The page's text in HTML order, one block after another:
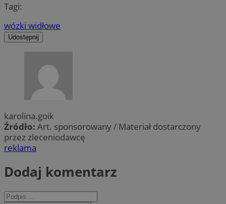
Tagi:
wózki widłowe
Udostępnij
karolina.goik
Źródło: Art. sponsorowany / Materiał dostarczony
przez zleceniodawcę
reklama
Dodaj komentarz